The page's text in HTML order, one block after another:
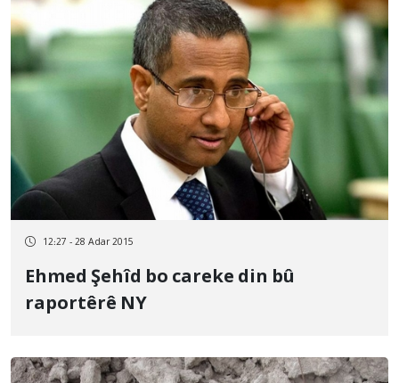
12:27 - 28 Adar 2015
Ehmed Şehîd bo careke din bû
raportêrê NY